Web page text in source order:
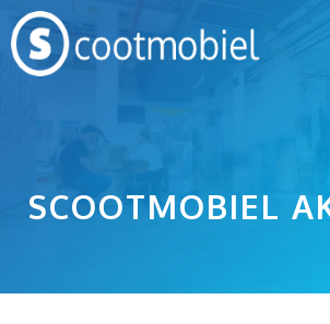
Spring
naar
inhoud
SCOOTMOBIEL